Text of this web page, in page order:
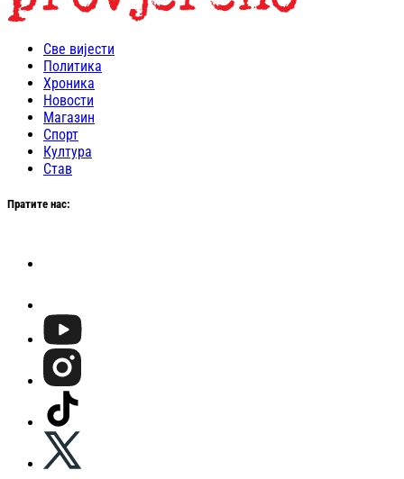
Све вијести
Политика
Хроника
Новости
Магазин
Спорт
Култура
Став
Пратите нас: